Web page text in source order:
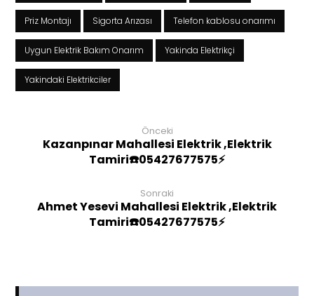
Priz Montajı Sigorta Arızası Telefon kablosu onarımı
Uygun Elektrik Bakım Onarım Yakinda Elektrikçi
Yakindaki Elektrikciler
Önceki
Kazanpınar Mahallesi Elektrik ,Elektrik
Tamiri☎️05427677575⚡
Sonraki
Ahmet Yesevi Mahallesi Elektrik ,Elektrik
Tamiri☎️05427677575⚡